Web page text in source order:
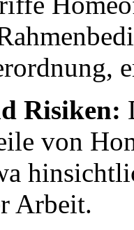
Risiken:
von
Arbeit.